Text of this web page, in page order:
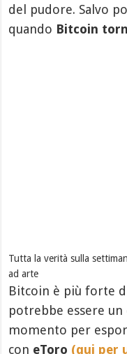
del pudore. Salvo
quando Bitcoin
Tutta la verità sulla
ad arte
Bitcoin è più forte
potrebbe essere
momento per
con eToro (qui per